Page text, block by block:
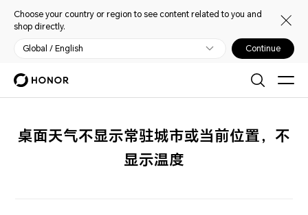
Choose your country or region to see content related to you and
shop directly.
Global / English Continue
桌面天气不显示常驻城市或当前位置，不
显示温度